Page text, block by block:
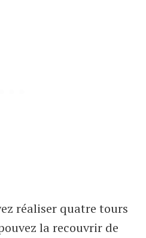
réaliser quatre tours
la recouvrir de